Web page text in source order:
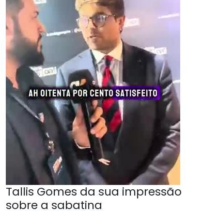
Tallis Gomes da sua impressão
sobre a sabatina